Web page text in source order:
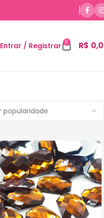
Entrar / Registrar 0 R$